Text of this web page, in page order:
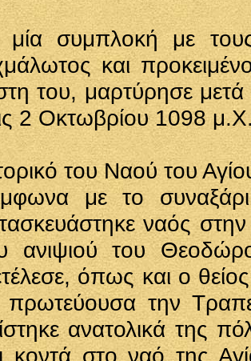
μία συμπλοκή με
και
του, μαρτύρησε
2 Οκτωβρίου 1098
του Ναού του
με το
ναός
ανιψιού του
όπως και ο
πρωτεύουσα την
ανατολικά της
κοντά στο ναό της